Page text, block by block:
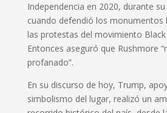
Independencia en 2020, durante
cuando defendió los monumentos
las protestas del movimiento
Entonces aseguró que Rushmore
profanado”.
En su discurso de hoy, Trump,
simbolismo del lugar, realizó un